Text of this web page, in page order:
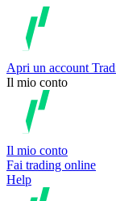
Apri un account
Il mio conto
Il mio conto
Fai trading online
Help